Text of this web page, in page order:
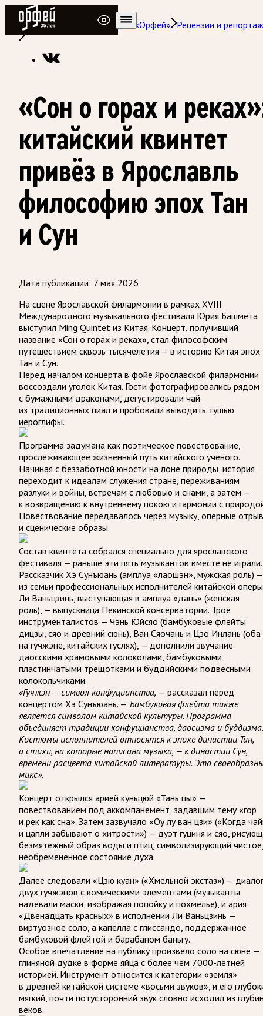
Радио Орфей
Радио классической музыки «Орфей» Рецензии и
«Сон о горах и
китайский квинтет
привёз в Ярославль
философию эпох Тан
и Сун
Дата публикации: 7 мая 2026
На сцене Ярославской филармонии в рамках XVIII
Международного музыкального фестиваля Юрия Башмета
выступил Ming Quintet из Китая. Концерт, получивший
название «Сон о горах и реках», стал философским
путешествием сквозь тысячелетия — в историю Китая эпох
Тан и Сун.
Перед началом концерта в фойе Ярославской филармонии
воссоздали уголок Китая. Гости фотографировались рядом
с бумажными драконами, дегустировали чай
из традиционных пиал и пробовали выводить тушью
иероглифы.
Программа задумана как поэтическое повествование,
прослеживающее жизненный путь китайского учёного.
Начиная с беззаботной юности на лоне природы, история
переходит к идеалам служения стране, переживаниям
разлуки и войны, встречам с любовью и снами, а затем —
к возвращению к внутреннему покою и гармонии с
Повествование передавалось через музыку, оперные
и сценические образы.
Состав квинтета собрался специально для ярославского
фестиваля — раньше эти пять музыкантов вместе не играли.
Рассказчик Хэ Сунъюань (амплуа «лаошэн», мужская роль) —
из семьи профессиональных исполнителей китайской
Ли Ваньцзинь, выступающая в амплуа «дань» (женская
роль), — выпускница Пекинской консерватории. Трое
инструменталистов — Чэнь Юйсяо (бамбуковые флейты
дицзы, сяо и древний сюнь), Ван Сяочань и Цзо Инлань
на гучжэне, китайских гуслях), — дополнили звучание
даосскими храмовыми колоколами, бамбуковыми
пластинчатыми трещотками и буддийскими подвесными
колокольчиками.
«Гучжэн — символ конфуцианства, — рассказал перед
концертом Хэ Сунъюань. — Бамбуковая флейта также
является символом китайской культуры. Программа
объединяет традиции конфуцианства, даосизма и буддизма.
Костюмы исполнителей относятся к эпохе династии Тан,
а стихи, на которые написана музыка, — к династии Сун,
времени расцвета китайской литературы. Это
микс».
Концерт открылся арией куньцюй «Тань цы» —
повествованием под аккомпанемент, задавшим тему «гор
и рек как сна». Затем зазвучало «Оу лу ван цзи» («Когда
и цапли забывают о хитрости») — дуэт гуциня и сяо,
безмятежный образ воды и птиц, символизирующий чистое,
необременённое состояние духа.
Далее следовали «Цзю куан» («Хмельной экстаз») — диалог
двух гучжэнов с комическими элементами (музыканты
надевали маски, изображая попойку и похмелье), и ария
«Двенадцать красных» в исполнении Ли Ваньцзинь —
виртуозное соло, а капелла с глиссандо, поддержанное
бамбуковой флейтой и барабаном баньгу.
Особое впечатление на публику произвело соло на сюне —
глиняной дудке в форме яйца с более чем 7000-летней
историей. Инструмент относится к категории «земля»
в древней китайской системе «восьми звуков», и его
мягкий, почти потусторонний звук словно исходил из
веков.